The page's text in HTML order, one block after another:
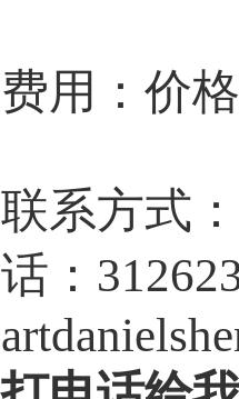
费用：价
联系方式
话：